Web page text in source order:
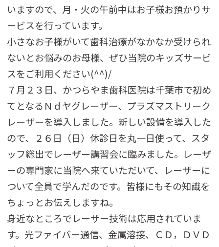
いますので、月・火の午前中はお子様お預かりサ
ービスを行っています。
小さなお子様がいて歯科治療がなかなか受けられ
ないとお悩みのお母様、ぜひ当院のキッズサービ
スをご利用ください(^^)/
７月２３日、かつらやま歯科医院は千葉市で初め
てとなるＮｄヤグレーザー、プラズマストリーク
レーザーを導入しました。新しい設備を導入した
ので、２６日（日）休診日を丸一日使って、スタ
ッフ総出でレーザー講習会に臨みました。レーザ
ーの専門家に当院へ来ていただいて、レーザーに
ついて全員で学んだのです。皆様にもその知識を
ちょっとお伝えしますね。
身近なところでレーザー技術は応用されていま
す。光ファイバー通信、金属溶接、ＣＤ，ＤＶＤ